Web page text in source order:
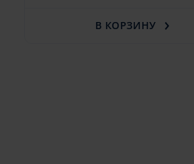
В КОРЗИНУ